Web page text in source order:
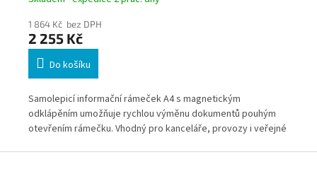
1 864 Kč bez DPH
2 255 Kč
Do košíku
Samolepicí informační rámeček A4 s magnetickým
odklápěním umožňuje rychlou výměnu dokumentů pouhým
otevřením rámečku. Vhodný pro kanceláře, provozy i veřejné